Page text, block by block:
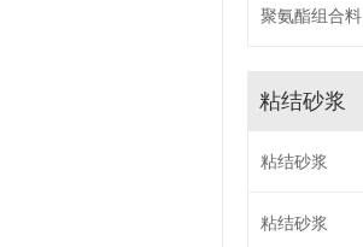
聚氨酯组合料
粘结砂浆
粘结砂浆
粘结砂浆